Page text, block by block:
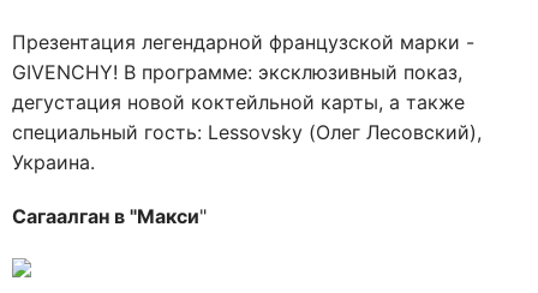
Презентация легендарной французской марки -
GIVENCHY! В программе: эксклюзивный показ,
дегустация новой коктейльной карты, а также
специальный гость: Lessovsky (Олег Лесовский),
Украина.
Сагаалган в "Макси"